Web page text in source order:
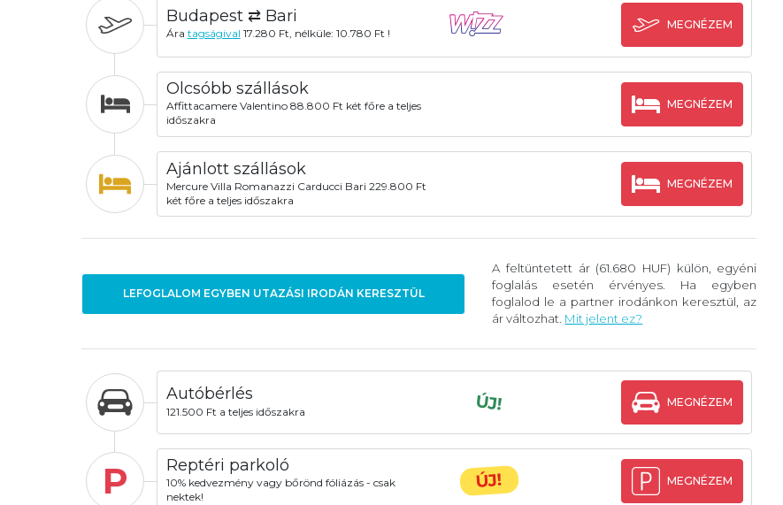
Budapest ⇄ Bari
Ára tagságival 17.280 Ft, nélküle: 10.780 Ft !
MEGNÉZEM
Olcsóbb szállások
Affittacamere Valentino 88.800 Ft két főre a teljes
időszakra
MEGNÉZEM
Ajánlott szállások
Mercure Villa Romanazzi Carducci Bari 229.800 Ft
két főre a teljes időszakra
MEGNÉZEM
LEFOGLALOM EGYBEN UTAZÁSI IRODÁN KERESZTÜL
A feltüntetett ár (61.680 HUF) külön, egyéni
foglalás esetén érvényes. Ha egyben
foglalod le a partner irodánkon keresztül, az
ár változhat. Mit jelent ez?
Autóbérlés
121.500 Ft a teljes időszakra ÚJ! MEGNÉZEM
P Reptéri parkoló
10% kedvezmény vagy bőrönd fóliázás - csak
nektek!
ÚJ! MEGNÉZEM